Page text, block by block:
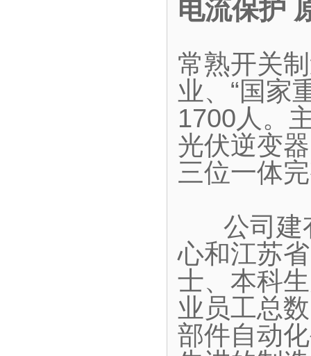
电流保护
常熟开关
业、“国家
1700人。
光伏逆变
三位一体
公司建
心和江苏
士、本科
业员工总
部件自动